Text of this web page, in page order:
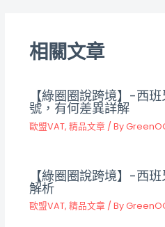
相關文章
【綠圈圈說跨境】-西
號，有何差異詳解
歐盟VAT, 精品文章 / By
【綠圈圈說跨境】-西
解析
歐盟VAT, 精品文章 / By